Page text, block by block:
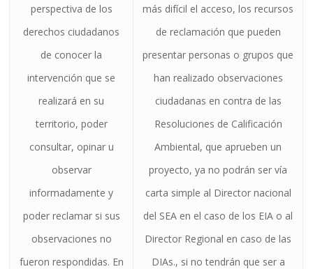
perspectiva de los
derechos ciudadanos
de conocer la
intervención que se
realizará en su
territorio, poder
consultar, opinar u
observar
informadamente y
poder reclamar si sus
observaciones no
fueron respondidas. En
más difícil el acceso, los recursos
de reclamación que pueden
presentar personas o grupos que
han realizado observaciones
ciudadanas en contra de las
Resoluciones de Calificación
Ambiental, que aprueben un
proyecto, ya no podrán ser vía
carta simple al Director nacional
del SEA en el caso de los EIA o al
Director Regional en caso de las
DIAs., si no tendrán que ser a